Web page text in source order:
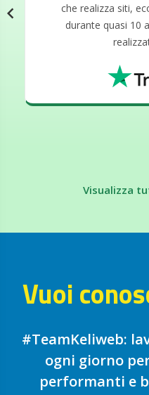
che realizza siti,
durante quasi 10
parlato con riccardo
due problemi non
chevron_left
Visualizza
Vuoi
#TeamKeliweb:
ogni giorno
performanti e